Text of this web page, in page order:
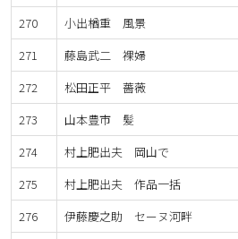
270
小出楢重 風景
271
藤島武二 裸婦
272
松田正平 薔薇
273
山本豊市 髪
274
村上肥出夫 岡山で
275
村上肥出夫 作品一括
276
伊藤慶之助 セーヌ河畔